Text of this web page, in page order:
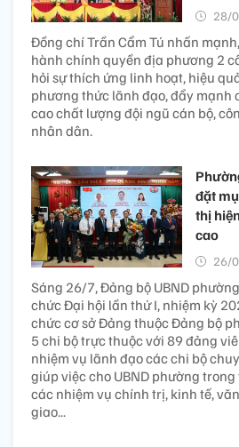
28/
Đồng chí Trần Cẩm Tú nhấn
hành chính quyền địa phương 2
hỏi sự thích ứng linh hoạt, hiệu
phương thức lãnh đạo, đẩy mạnh
cao chất lượng đội ngũ cán bộ,
nhân dân.
đặt
thị
cao
26/
Sáng 26/7, Đảng bộ UBND
chức Đại hội lần thứ I, nhiệm kỳ
chức cơ sở Đảng thuộc Đảng bộ
5 chi bộ trực thuộc với 89 đảng
nhiệm vụ lãnh đạo các chi bộ
giúp việc cho UBND phường
các nhiệm vụ chính trị, kinh tế,
giao...